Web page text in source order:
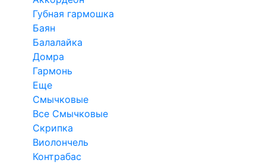
Губная гармошка
Баян
Балалайка
Домра
Гармонь
Еще
Смычковые
Все Смычковые
Скрипка
Виолончель
Контрабас